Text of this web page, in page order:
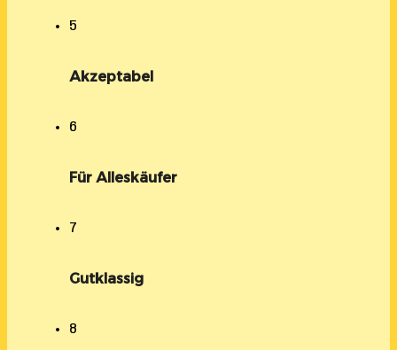
5
Akzeptabel
6
Für Alleskäufer
7
Gutklassig
8